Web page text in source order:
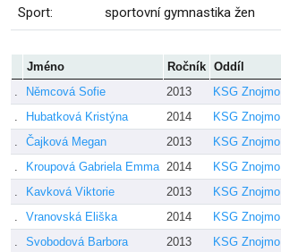
Sport: sportovní gymnastika žen
Jméno Ročník Oddíl
.
Němcová Sofie 2013 KSG Znojmo
.
Hubatková Kristýna 2014 KSG Znojmo
.
Čajková Megan 2013 KSG Znojmo
.
Kroupová Gabriela Emma 2014 KSG Znojmo
.
Kavková Viktorie 2013 KSG Znojmo
.
Vranovská Eliška 2014 KSG Znojmo
.
Svobodová Barbora 2013 KSG Znojmo